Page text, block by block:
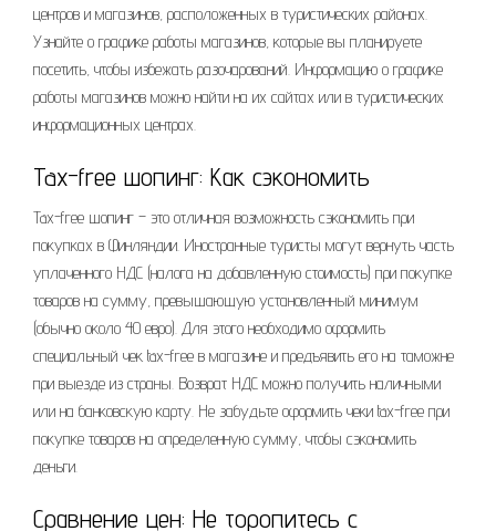
центров и магазинов, расположенных в туристических районах.
Узнайте о графике работы магазинов, которые вы планируете
посетить, чтобы избежать разочарований. Информацию о графике
работы магазинов можно найти на их сайтах или в туристических
информационных центрах.
Tax-free шопинг: Как сэкономить
Tax-free шопинг – это отличная возможность сэкономить при
покупках в Финляндии. Иностранные туристы могут вернуть часть
уплаченного НДС (налога на добавленную стоимость) при покупке
товаров на сумму, превышающую установленный минимум
(обычно около 40 евро). Для этого необходимо оформить
специальный чек tax-free в магазине и предъявить его на таможне
при выезде из страны. Возврат НДС можно получить наличными
или на банковскую карту. Не забудьте оформить чеки tax-free при
покупке товаров на определенную сумму, чтобы сэкономить
деньги.
Сравнение цен: Не торопитесь с